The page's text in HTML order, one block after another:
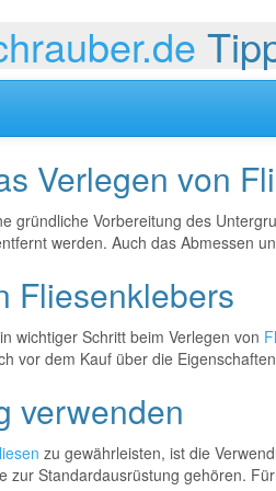
Verlegen von
gründliche Vorbereitung des
werden. Auch das Abmessen
Fliesenklebers
wichtiger Schritt beim Verlegen von
vor dem Kauf über die
verwenden
zu gewährleisten, ist die
zur Standardausrüstung gehören.